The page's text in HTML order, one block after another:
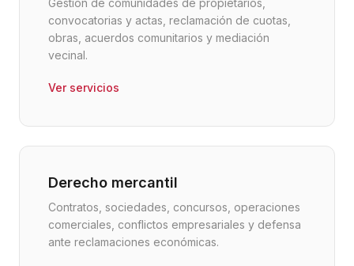
convocatorias y actas, reclamación de cuotas,
obras, acuerdos comunitarios y mediación
vecinal.
Ver servicios
Derecho mercantil
Contratos, sociedades, concursos, operaciones
comerciales, conflictos empresariales y defensa
ante reclamaciones económicas.